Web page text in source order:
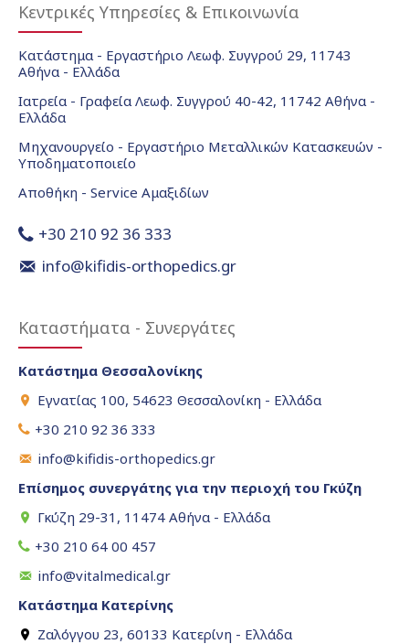
Κεντρικές Υπηρεσίες & Επικοινωνία
Κατάστημα - Εργαστήριο Λεωφ. Συγγρού 29, 11743
Αθήνα - Ελλάδα
Ιατρεία - Γραφεία Λεωφ. Συγγρού 40-42, 11742 Αθήνα -
Ελλάδα
Μηχανουργείο - Εργαστήριο Μεταλλικών Κατασκευών -
Υποδηματοποιείο
Αποθήκη - Service Αμαξιδίων
+30 210 92 36 333
info@kifidis-orthopedics.gr
Καταστήματα - Συνεργάτες
Κατάστημα Θεσσαλονίκης
Εγνατίας 100, 54623 Θεσσαλονίκη - Ελλάδα
+30 210 92 36 333
info@kifidis-orthopedics.gr
Επίσημος συνεργάτης για την περιοχή του Γκύζη
Γκύζη 29-31, 11474 Αθήνα - Ελλάδα
+30 210 64 00 457
info@vitalmedical.gr
Κατάστημα Κατερίνης
Ζαλόγγου 23, 60133 Κατερίνη - Ελλάδα